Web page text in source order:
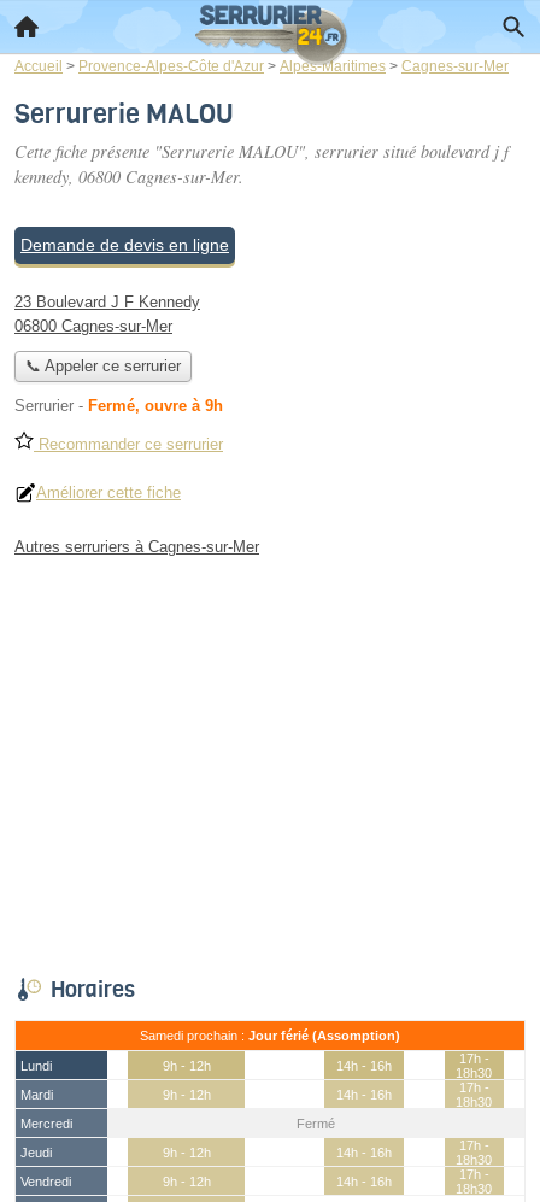
Accueil > Provence-Alpes-Côte d'Azur > Alpes-Maritimes > Cagnes-sur-Mer
Serrurerie MALOU
Cette fiche présente "Serrurerie MALOU", serrurier situé boulevard j f
kennedy, 06800 Cagnes-sur-Mer.
Demande de devis en ligne
23 Boulevard J F Kennedy
06800 Cagnes-sur-Mer
📞 Appeler ce serrurier
Serrurier - Fermé, ouvre à 9h
Recommander ce serrurier
Améliorer cette fiche
Autres serruriers à Cagnes-sur-Mer
Horaires
Samedi prochain : Jour férié (Assomption)
Lundi 9h - 12h 14h - 16h
17h -
18h30
Mardi
9h - 12h 14h - 16h
17h -
18h30
Mercredi
Fermé
Jeudi
9h - 12h 14h - 16h
17h -
18h30
Vendredi
9h - 12h 14h - 16h
17h -
18h30